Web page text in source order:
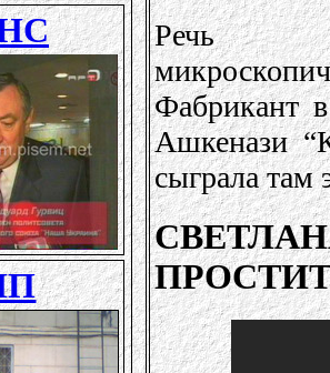
Речь
Фабрикант
Ашкенази
сыграла там